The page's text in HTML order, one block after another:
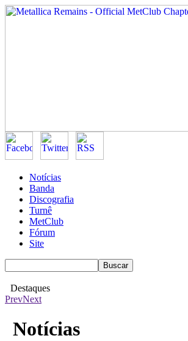
Notícias
Banda
Discografia
Turnê
MetClub
Fórum
Site
Destaques
PrevNext
Notícias